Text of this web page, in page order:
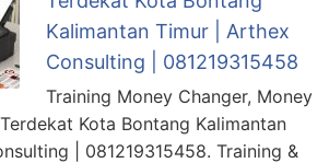
Kalimantan Timur | Arthex
Consulting | 081219315458
Training Money Changer, Money
Kota Bontang Kalimantan
| 081219315458. Training &